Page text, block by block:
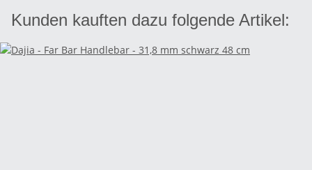
Kunden kauften dazu folgende Artikel: